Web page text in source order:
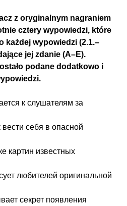
z oryginalnym nagraniem
cztery wypowiedzi, które
każdej wypowiedzi (2.1.–
jej zdanie (A–E).
podane dodatkowo i
к слушателям за
вести себя в опасной
картин известных
любителей оригинальной
секрет появления